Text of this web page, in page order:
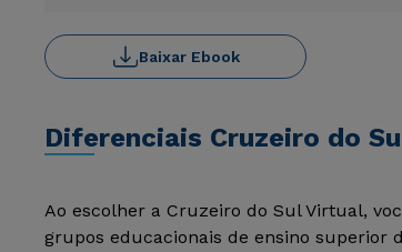
Baixar Ebook
Diferenciais Cruzeiro do
Ao escolher a Cruzeiro do Sul Virtual,
grupos educacionais de ensino superior